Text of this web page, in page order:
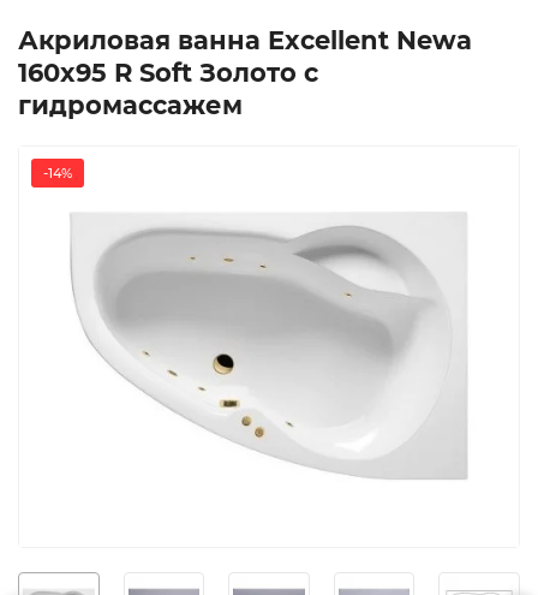
Акриловая ванна Excellent Newa
160x95 R Soft Золото с
гидромассажем
-14%